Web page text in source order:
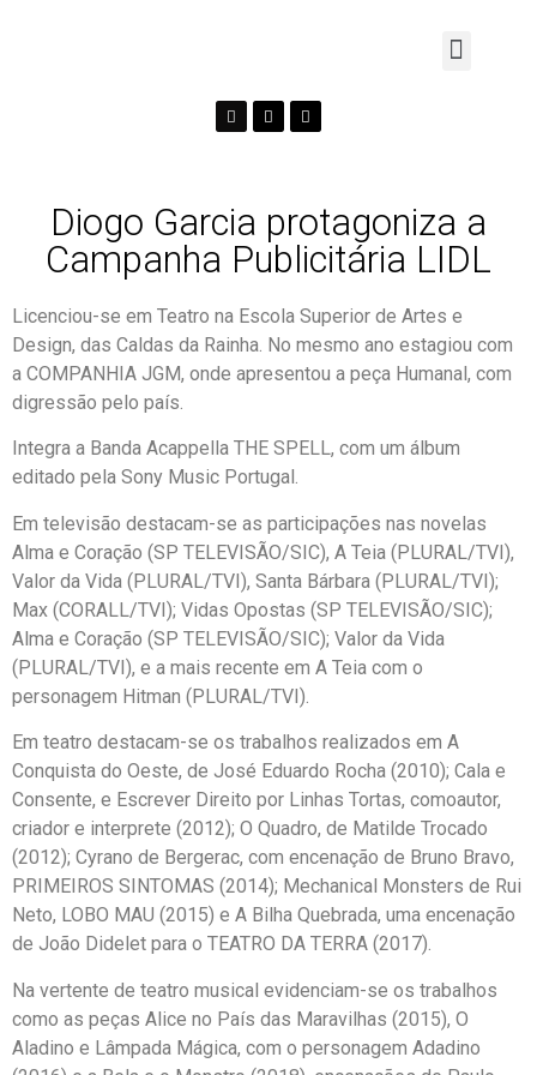
Diogo Garcia protagoniza a
Campanha Publicitária LIDL
Licenciou-se em Teatro na Escola Superior de Artes e
Design, das Caldas da Rainha. No mesmo ano estagiou com
a COMPANHIA JGM, onde apresentou a peça Humanal, com
digressão pelo país.
Integra a Banda Acappella THE SPELL, com um álbum
editado pela Sony Music Portugal.
Em televisão destacam-se as participações nas novelas
Alma e Coração (SP TELEVISÃO/SIC), A Teia (PLURAL/TVI),
Valor da Vida (PLURAL/TVI), Santa Bárbara (PLURAL/TVI);
Max (CORALL/TVI); Vidas Opostas (SP TELEVISÃO/SIC);
Alma e Coração (SP TELEVISÃO/SIC); Valor da Vida
(PLURAL/TVI), e a mais recente em A Teia com o
personagem Hitman (PLURAL/TVI).
Em teatro destacam-se os trabalhos realizados em A
Conquista do Oeste, de José Eduardo Rocha (2010); Cala e
Consente, e Escrever Direito por Linhas Tortas, comoautor,
criador e interprete (2012); O Quadro, de Matilde Trocado
(2012); Cyrano de Bergerac, com encenação de Bruno Bravo,
PRIMEIROS SINTOMAS (2014); Mechanical Monsters de Rui
Neto, LOBO MAU (2015) e A Bilha Quebrada, uma encenação
de João Didelet para o TEATRO DA TERRA (2017).
Na vertente de teatro musical evidenciam-se os trabalhos
como as peças Alice no País das Maravilhas (2015), O
Aladino e Lâmpada Mágica, com o personagem Adadino